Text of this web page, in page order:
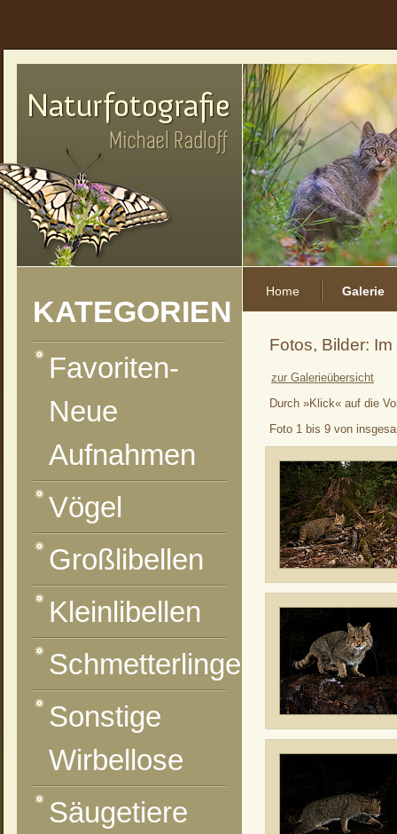
Home Galerie
Fotos, Bilder:
zur Galerieübersicht
Durch »Klick« auf die
Foto 1 bis 9 von
KATEGORIEN
Favoriten-
Neue
Aufnahmen
Vögel
Großlibellen
Kleinlibellen
Schmetterlinge
Sonstige
Wirbellose
Säugetiere